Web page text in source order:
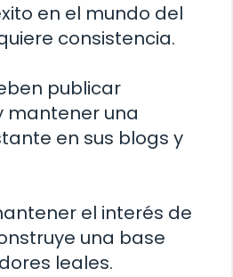
en el mundo del
consistencia.
publicar
mantener una
en sus blogs y
el interés de
una base
leales.